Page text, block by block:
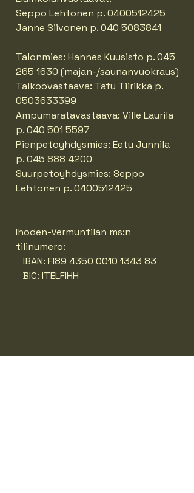
Seppo Lehtonen p.0400512425
Janne Siivonen p.040 5083841
Talonmies: Hannes Kuusisto p.045
265 1630 (majan-/saunanvuokraus)
Talkoovastaava: Tatu Tiirikka p.
0503633399
Ampumaratavastaava: Ville Laurila
p.040 501 5597
Pienpetoyhdysmies: Eetu Junnila
p.045 888 4200
Suurpetoyhdysmies: Seppo
Lehtonen p.0400512425
Ihoden-Vermuntilan ms:n
tilinumero:
IBAN: FI89 4350 0010 1343 83
BIC: ITELFIHH